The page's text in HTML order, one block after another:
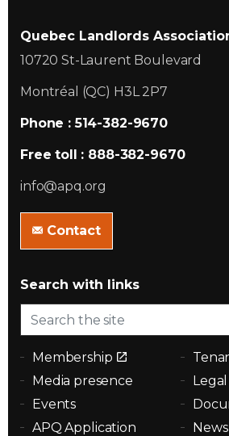
Quebec Landlords
10720 St-Laurent Boulevard
Montréal (QC) H3L 2P7
Phone : 514-382-9670
Free toll : 888-382-9670
info@apq.org
Contact
Search with links
Membership
Media presence
Events
APQ Application
News